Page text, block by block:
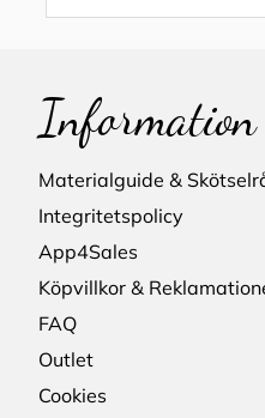
Information
Materialguide &
Integritetspolicy
App4Sales
Köpvillkor &
FAQ
Outlet
Cookies